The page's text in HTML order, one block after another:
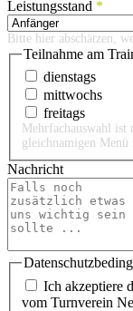
Leistungsstand *
Bitte hier abschätzen,
Teilnahme am
dienstags
mittwochs
freitags
Mehrfachauswahl
gleichnamigen Menü
Nachricht
Ich akzeptiere
vom Turnverein